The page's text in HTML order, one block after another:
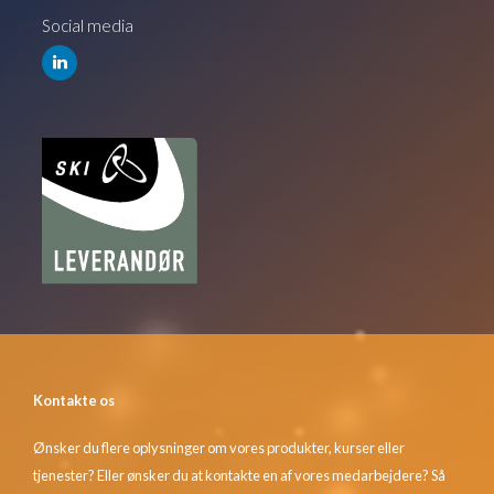
Social media
Kontakte os
Ønsker du flere oplysninger om vores produkter, kurser eller
tjenester? Eller ønsker du at kontakte en af vores medarbejdere? Så